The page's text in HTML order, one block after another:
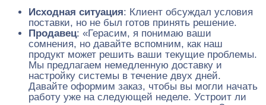
Исходная ситуация: Клиент обсуждал условия
поставки, но не был готов принять решение.
Продавец: «Герасим, я понимаю ваши
сомнения, но давайте вспомним, как наш
продукт может решить ваши текущие проблемы.
Мы предлагаем немедленную доставку и
настройку системы в течение двух дней.
Давайте оформим заказ, чтобы вы могли начать
работу уже на следующей неделе. Устроит ли